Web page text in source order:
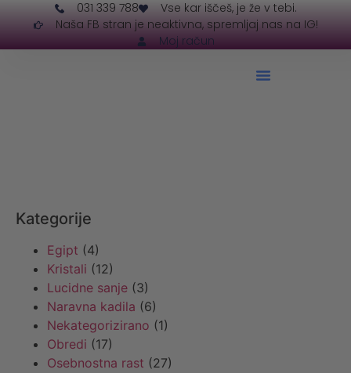
031 339 788
Vse kar iščeš, je že v tebi.
Naša FB stran je neaktivna, spremljaj nas na IG!
Moj račun
Kategorije
Egipt (4)
Kristali (12)
Lucidne sanje (3)
Naravna kadila (6)
Nekategorizirano (1)
Obredi (17)
Osebnostna rast (27)